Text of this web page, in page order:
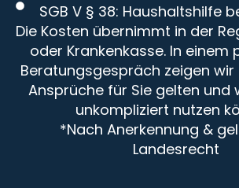
SGB V § 38: Haushaltshilfe
Die Kosten übernimmt in der
oder Krankenkasse. In einem
Beratungsgespräch zeigen wir
Ansprüche für Sie gelten und
unkompliziert nutzen
*Nach Anerkennung &
Landesrecht